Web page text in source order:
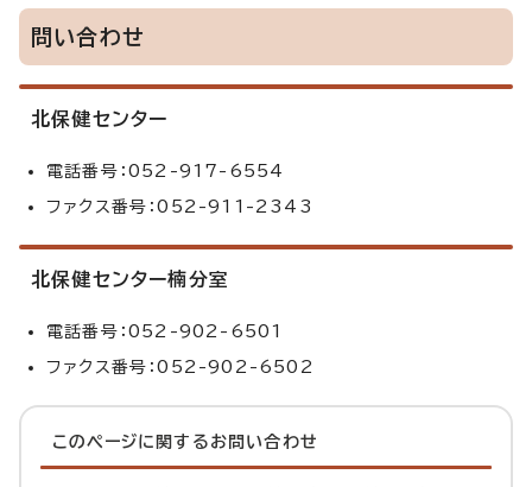
問い合わせ
北保健センター
電話番号：052-917-6554
ファクス番号：052-911-2343
北保健センター楠分室
電話番号：052-902-6501
ファクス番号：052-902-6502
このページに関する お問い合わせ